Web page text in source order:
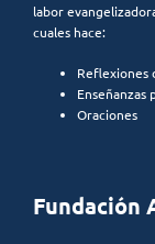
labor
cuales hace:
Reflexiones
Enseñanzas
Oraciones
Fundación